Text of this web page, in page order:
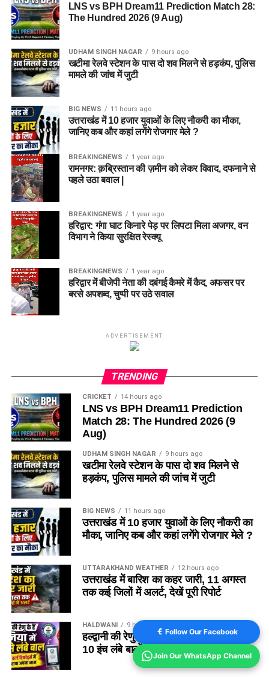
LNS vs BPH Dream11 Prediction Match 28:
The Hundred 2026 (9 Aug)
UDHAM SINGH NAGAR 9 hours ago
खटीमा रेलवे स्टेशन के पास दो शव मिलने से हड़कंप, पुलिस
मामले की जांच में जुटी
BIG NEWS 11 hours ago
उत्तराखंड में 10 हजार युवाओं के लिए नौकरी का मौका,
जानिए कब और कहां लगेंगे रोजगार मेले ?
BREAKINGNEWS 1 year ago
रामनगर: क़ब्रिस्तान की ज़मीन को लेकर विवाद, दफनाने से
पहले उठा बवाल |
BREAKINGNEWS 1 year ago
हरिद्वार: गंगा घाट किनारे पेड़ पर लिपटा मिला अजगर, वन
विभाग ने किया सुरक्षित रेस्क्यू
BREAKINGNEWS 1 year ago
हरिद्वार में बीजेपी नेता की दबंगई कैमरे में कैद, अफसर पर
बरसे अपशब्द, चुप्पी पर उठे सवाल
ADVERTISEMENT
TRENDING
CRICKET 14 hours ago
LNS vs BPH Dream11 Prediction
Match 28: The Hundred 2026 (9
Aug)
UDHAM SINGH NAGAR 9 hours ago
खटीमा रेलवे स्टेशन के पास दो शव मिलने से
हड़कंप, पुलिस मामले की जांच में जुटी
BIG NEWS 11 hours ago
उत्तराखंड में 10 हजार युवाओं के लिए नौकरी का
मौका, जानिए कब और कहां लगेंगे रोजगार मेले ?
UTTARAKHAND WEATHER 12 hours ago
उत्तराखंड में बारिश का कहर जारी, 11 अगस्त
तक कई जिलों में अलर्ट, देखें पूरी रिपोर्ट
HALDWANI 9 hours ago
हल्द्वानी की रेणु धरियाल ने रचा इतिहास, 8 फीट
10 इंच लंबे बालों से बनाया गिनीज वर्ल्ड रिकॉर्ड
Follow Our Facebook
Join Our WhatsApp Channel